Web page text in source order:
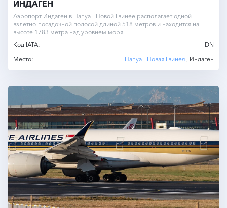
ИНДАГЕН
Аэропорт Индаген в Папуа - Новой Гвинее располагает одной
взлётно-посадочной полосой длиной 518 метров и находится на
высоте 1783 метра над уровнем моря.
Код IATA:
IDN
Место:
Папуа - Новая Гвинея , Индаген